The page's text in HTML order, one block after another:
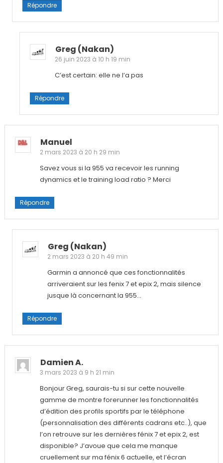
Répondre
Greg (nakan)
26 juin 2023 à 10 h 19 min
C’est certain: elle ne l’a pas
Répondre
Manuel
2 mars 2023 à 20 h 29 min
Savez vous si la 955 va recevoir les running
dynamics et le training load ratio ? Merci
Répondre
Greg (nakan)
2 mars 2023 à 20 h 49 min
Garmin a annoncé que ces fonctionnalités
arriveraient sur les fenix 7 et epix 2, mais silence
jusque là concernant la 955…
Répondre
Damien A.
3 mars 2023 à 9 h 21 min
Bonjour Greg, saurais-tu si sur cette nouvelle
gamme de montre forerunner les fonctionnalités
d’édition des profils sportifs par le téléphone
(personnalisation des différents cadrans etc..), que
l’on retrouve sur les dernières fénix 7 et epix 2, est
disponible? J’avoue que cela me manque
cruellement sur ma fénix 6 actuelle, et l’écran